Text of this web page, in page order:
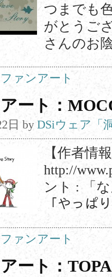
つまでも
がとうご
さんのお
ファンアート
ート：
日 by DSiウェア「
【作者情
http://
ント : 「
「やっぱ
ファンアート
ート：